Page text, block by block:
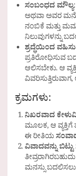
ಸಂಬಂಧದ ಮೌಲ್ಯ
ಅಥವಾ ಅವರ
ನಂಬಿಕೆ ಮತ್ತು
ನಿಲುವುಗಳನ್ನು
ಶ್ರದ್ಧೆಯಿಂದ
ಪ್ರತಿರೋಧಿಸುವ
ಆಲಿಸಬೇಕು. ಆ
ಕ್ರಮಗಳು:
ನಿಖರವಾದ
ಮೂಲಕ, ಆ ವ್ಯಕ್ತಿಗೆ
ಈ ರೀತಿಯ
ವಿವಾದವನ್ನು
ಮನಸ್ಸು